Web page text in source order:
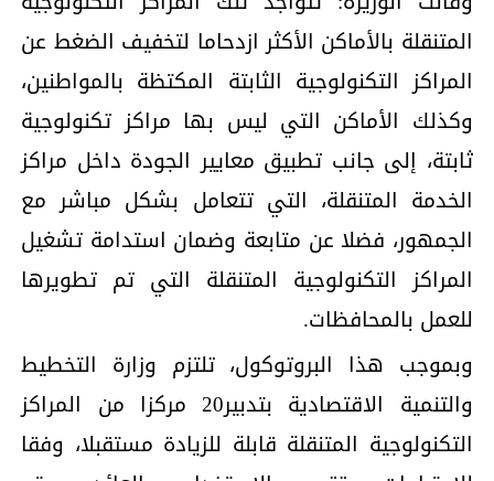
المتنقلة بالأماكن الأكثر ازدحاما لتخفيف الضغط عن
المراكز التكنولوجية الثابتة المكتظة بالمواطنين،
وكذلك الأماكن التي ليس بها مراكز تكنولوجية
ثابتة، إلى جانب تطبيق معايير الجودة داخل مراكز
الخدمة المتنقلة، التي تتعامل بشكل مباشر مع
الجمهور، فضلا عن متابعة وضمان استدامة تشغيل
المراكز التكنولوجية المتنقلة التي تم تطويرها
للعمل بالمحافظات.
وبموجب هذا البروتوكول، تلتزم وزارة التخطيط
والتنمية الاقتصادية بتدبير20 مركزا من المراكز
التكنولوجية المتنقلة قابلة للزيادة مستقبلا، وفقا